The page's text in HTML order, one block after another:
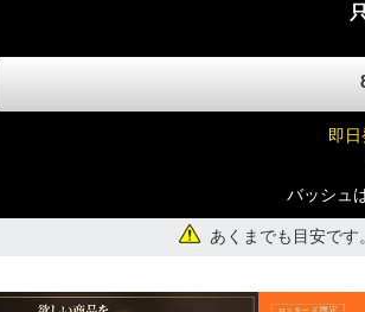
即日
バッシュ
あくまでも目安です